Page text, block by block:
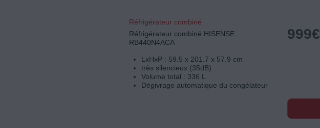
Réfrigérateur combiné
Réfrigérateur combiné HISENSE
RB440N4ACA
LxHxP : 59.5 x 201.7 x 57.9 cm
très silencieux (35dB)
Volume total : 336 L
Dégivrage automatique du congélateur
999€